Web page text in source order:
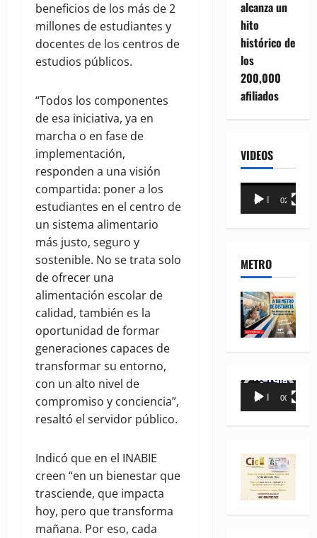
beneficios de los más de 2
millones de estudiantes y
docentes de los centros de
estudios públicos.
“Todos los componentes
de esa iniciativa, ya en
marcha o en fase de
implementación,
responden a una visión
compartida: poner a los
estudiantes en el centro de
un sistema alimentario
más justo, seguro y
sostenible. No se trata solo
de ofrecer una
alimentación escolar de
calidad, también es la
oportunidad de formar
generaciones capaces de
transformar su entorno,
con un alto nivel de
compromiso y conciencia”,
resaltó el servidor público.
Indicó que en el INABIE
creen “en un bienestar que
trasciende, que impacta
hoy, pero que transforma
mañana. Por eso, cada
alcanza un
hito
histórico de
los
200,000
afiliados
VIDEOS
Reproductor
00:00 02:18
METRO
Reproductor
00:00 00:35